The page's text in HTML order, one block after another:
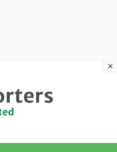
×